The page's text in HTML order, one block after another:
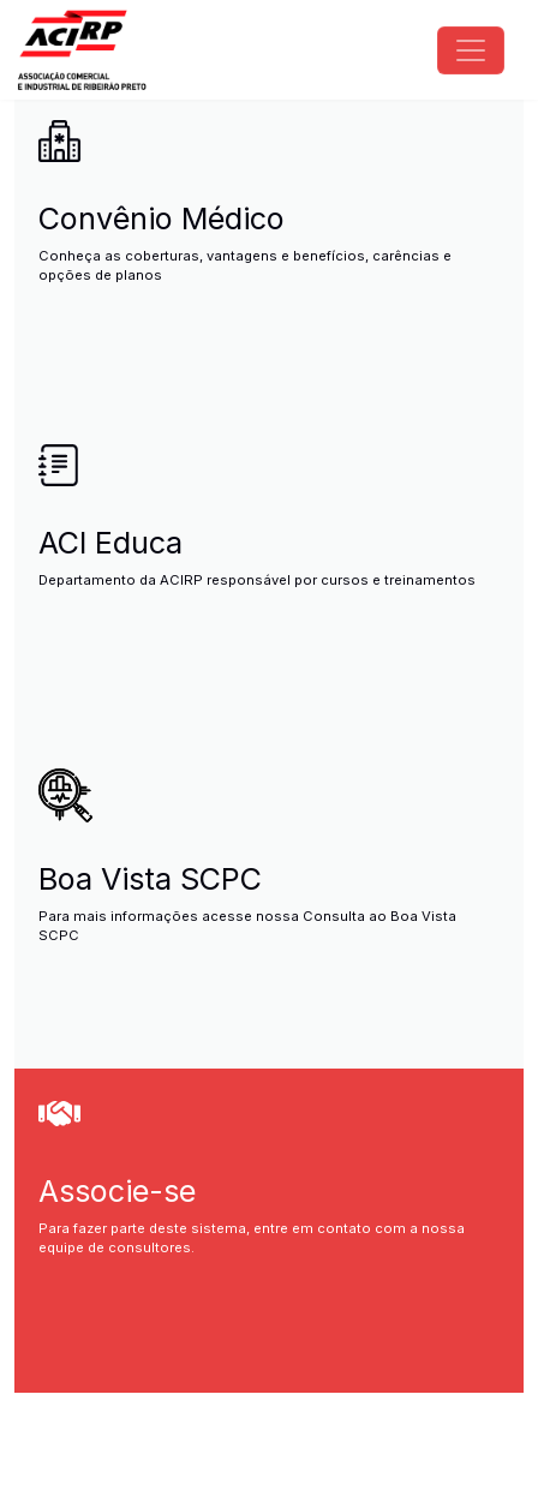
Pular para o conteúdo principal
ACIRP - Associação Comercial
Convênio Médico
Conheça as coberturas, vantagens e benefícios, carências e
opções de planos
ACI Educa
Departamento da ACIRP responsável por cursos e treinamentos
Boa Vista SCPC
Para mais informações acesse nossa Consulta ao Boa Vista
SCPC
Associe-se
Para fazer parte deste sistema, entre em contato com a nossa
equipe de consultores.